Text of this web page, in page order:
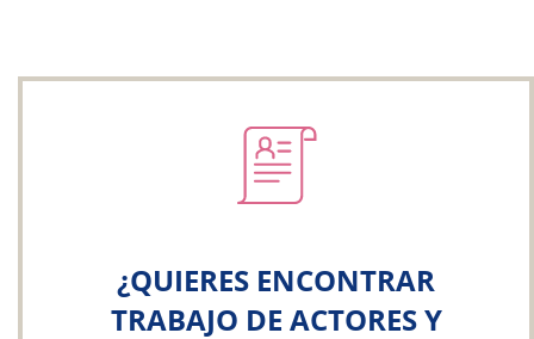
¿QUIERES ENCONTRAR
TRABAJO DE ACTORES Y